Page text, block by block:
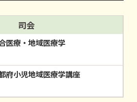
司会
医療・地域医療学
府小児地域医療学講座